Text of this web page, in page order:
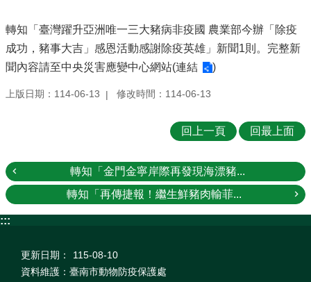
轉知「臺灣躍升亞洲唯一三大豬病非疫國 農業部今辦「除疫
成功，豬事大吉」感恩活動感謝除疫英雄」新聞1則。完整新
聞內容請至中央災害應變中心網站(連結 )
上版日期：114-06-13 修改時間：114-06-13
回上一頁 回最上面
轉知「金門金寧岸際再發現海漂豬...
轉知「再傳捷報！繼生鮮豬肉輸菲...
:::
更新日期：
115-08-10
資料維護：臺南市動物防疫保護處